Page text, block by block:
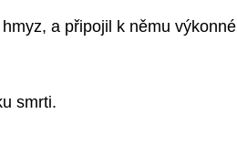
a připojil k němu výkonné
smrti.